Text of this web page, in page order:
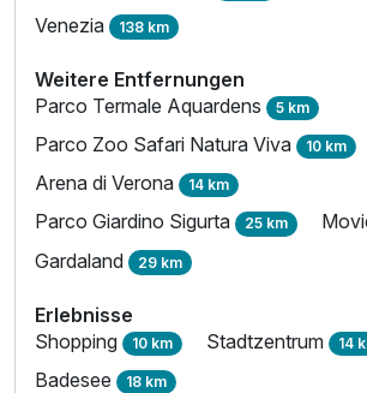
Venezia 138 km
Weitere Entfernungen
Parco Termale Aquardens 5 km
Parco Zoo Safari Natura Viva 10 km
Arena di Verona 14 km
Parco Giardino Sigurta 25 km
Gardaland 29 km
Erlebnisse
Shopping 10 km Stadtzentrum 14
Badesee 18 km